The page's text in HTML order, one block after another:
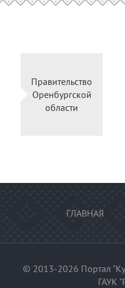
Правительство
Оренбургской
области
ГЛАВНАЯ
© 2013-2026 Портал
ГАУК